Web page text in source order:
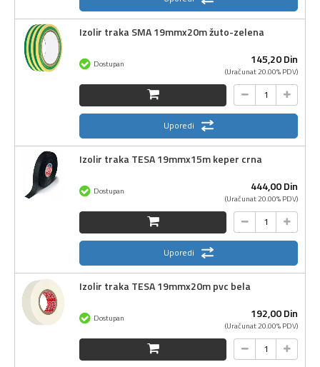
Izolir traka SMA 19mmx20m žuto-zelena
145,20Din
(Uračunat 20.00% PDV)
Dostupan
Uporedi
Izolir traka TESA 19mmx15m keper crna
444,00Din
(Uračunat 20.00% PDV)
Dostupan
Uporedi
Izolir traka TESA 19mmx20m pvc bela
192,00Din
(Uračunat 20.00% PDV)
Dostupan